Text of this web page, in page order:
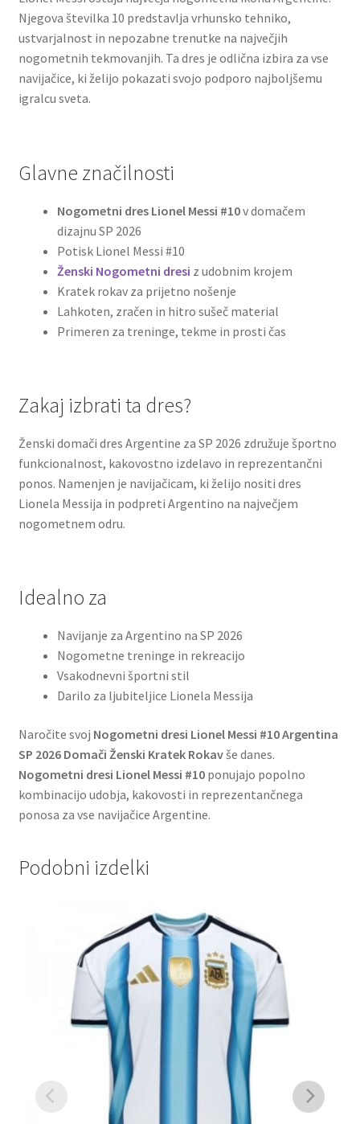
Njegova številka 10 predstavlja vrhunsko tehniko,
ustvarjalnost in nepozabne trenutke na največjih
nogometnih tekmovanjih. Ta dres je odlična izbira za vse
navijačice, ki želijo pokazati svojo podporo najboljšemu
igralcu sveta.
Glavne značilnosti
Nogometni dres Lionel Messi #10v domačem
dizajnu SP 2026
Potisk Lionel Messi #10
Ženski Nogometni dresi z udobnim krojem
Kratek rokav za prijetno nošenje
Lahkoten, zračen in hitro sušeč material
Primeren za treninge, tekme in prosti čas
Zakaj izbrati ta dres?
Ženski domači dres Argentine za SP 2026 združuje športno
funkcionalnost, kakovostno izdelavo in reprezentančni
ponos. Namenjen je navijačicam, ki želijo nositi dres
Lionela Messija in podpreti Argentino na največjem
nogometnem odru.
Idealno za
Navijanje za Argentino na SP 2026
Nogometne treninge in rekreacijo
Vsakodnevni športni stil
Darilo za ljubiteljice Lionela Messija
Naročite svoj Nogometni dresi Lionel Messi #10 Argentina
SP 2026 Domači Ženski Kratek Rokavše danes.
Nogometni dresi Lionel Messi #10ponujajo popolno
kombinacijo udobja, kakovosti in reprezentančnega
ponosa za vse navijačice Argentine.
Podobni izdelki